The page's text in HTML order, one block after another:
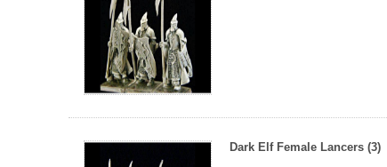
Dark Elf Female Lancers (3)